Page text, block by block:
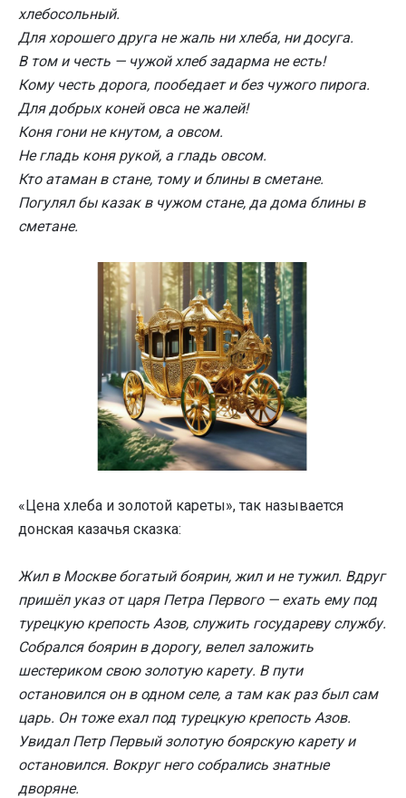
хлебосольный.
Для хорошего друга не жаль ни хлеба, ни досуга.
В том и честь — чужой хлеб задарма не есть!
Кому честь дорога, пообедает и без чужого пирога.
Для добрых коней овса не жалей!
Коня гони не кнутом, а овсом.
Не гладь коня рукой, а гладь овсом.
Кто атаман в стане, тому и блины в сметане.
Погулял бы казак в чужом стане, да дома блины в
сметане.
«Цена хлеба и золотой кареты», так называется
донская казачья сказка:
Жил в Москве богатый боярин, жил и не тужил. Вдруг
пришёл указ от царя Петра Первого — ехать ему под
турецкую крепость Азов, служить государеву службу.
Собрался боярин в дорогу, велел заложить
шестериком свою золотую карету. В пути
остановился он в одном селе, а там как раз был сам
царь. Он тоже ехал под турецкую крепость Азов.
Увидал Петр Первый золотую боярскую карету и
остановился. Вокруг него собрались знатные
дворяне.